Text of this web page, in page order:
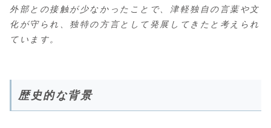
外部との接触が少なかったことで、津軽独自の言葉や文
化が守られ、独特の方言として発展してきたと考えられ
ています。
歴史的な背景